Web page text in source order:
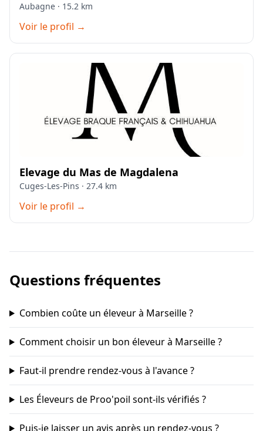
Aubagne · 15.2 km
Voir le profil →
Elevage du Mas de Magdalena
Cuges-Les-Pins · 27.4 km
Voir le profil →
Questions fréquentes
Combien coûte un éleveur à Marseille ?
Comment choisir un bon éleveur à Marseille ?
Faut-il prendre rendez-vous à l'avance ?
Les Éleveurs de Proo'poil sont-ils vérifiés ?
Puis-je laisser un avis après un rendez-vous ?